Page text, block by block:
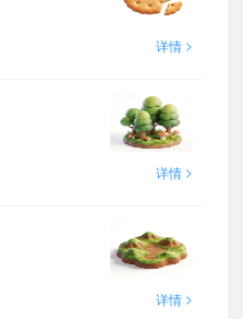
详情 >
详情 >
详情 >